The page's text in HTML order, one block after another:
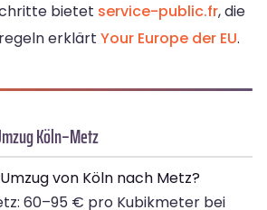
bietet service-public.fr, die
erklärt Your Europe der EU.
Köln–Metz
von Köln nach Metz?
60–95 € pro Kubikmeter bei